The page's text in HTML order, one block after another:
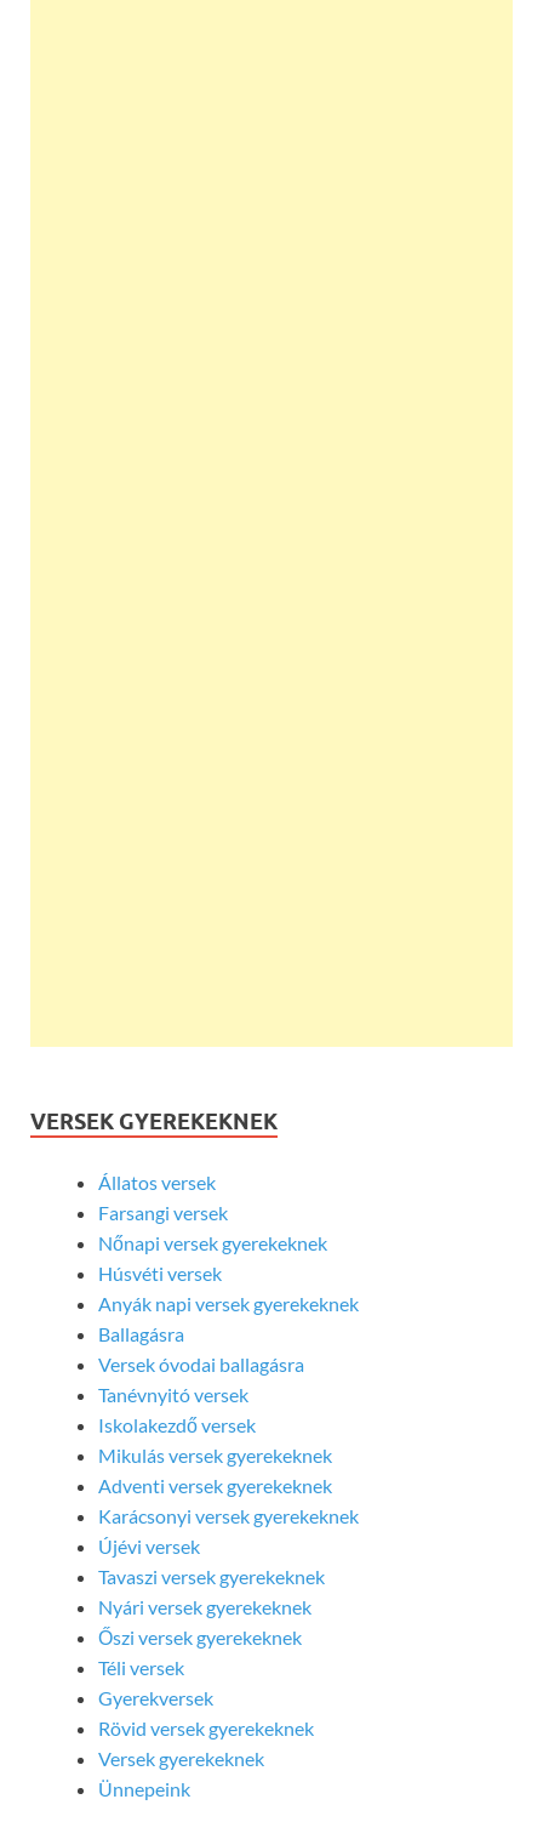
VERSEK GYEREKEKNEK
Állatos versek
Farsangi versek
Nőnapi versek gyerekeknek
Húsvéti versek
Anyák napi versek gyerekeknek
Ballagásra
Versek óvodai ballagásra
Tanévnyitó versek
Iskolakezdő versek
Mikulás versek gyerekeknek
Adventi versek gyerekeknek
Karácsonyi versek gyerekeknek
Újévi versek
Tavaszi versek gyerekeknek
Nyári versek gyerekeknek
Őszi versek gyerekeknek
Téli versek
Gyerekversek
Rövid versek gyerekeknek
Versek gyerekeknek
Ünnepeink